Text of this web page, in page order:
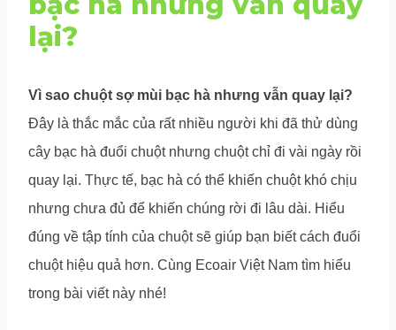
lại?
Vì sao chuột sợ mùi bạc hà nhưng vẫn quay lại?
Đây là thắc mắc của rất nhiều người khi đã thử dùng
cây bạc hà đuổi chuột nhưng chuột chỉ đi vài ngày rồi
quay lại. Thực tế, bạc hà có thể khiến chuột khó chịu
nhưng chưa đủ để khiến chúng rời đi lâu dài. Hiểu
đúng về tập tính của chuột sẽ giúp bạn biết cách đuổi
chuột hiệu quả hơn. Cùng Ecoair Việt Nam tìm hiểu
trong bài viết này nhé!